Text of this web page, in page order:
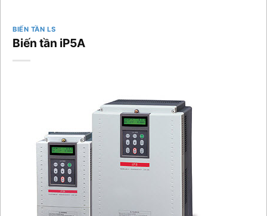
BIẾN TẦN LS
Biến tần iP5A